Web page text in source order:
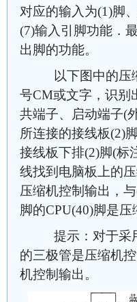
对应的输入为(1)脚
(7)输入引脚功能．
出脚的功能。
以下图中的压缩
号CM或文字，识别
共端子、启动端子(
所连接的接线板(2)
接线板下排(2)脚(标
线找到电脑板上的
压缩机控制输出，
脚的CPU(40)脚是压
提示：对于采用
的三极管是压缩机
机控制输出。